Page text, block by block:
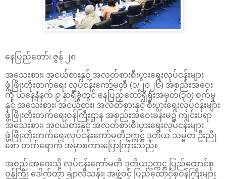
နေပြည်တော်၊ ဇွန် ၂၈
အသေးစား၊ အငယ်စားနှင့် အလတ်စားစီးပွားရေးလုပ်ငန်းများ
ဖွံ့ဖြိုးတိုးတက်ရေး လုပ်ငန်းကော်မတီ (၁/၂၀၂၆) အစည်းအဝေး
ကို ယနေ့နံနက် ၉ နာရီခွဲတွင် နေပြည်တော်ရှိရုံးအမှတ်(၃၀) စက်မှု
နှင့် အသေးစား၊ အငယ်စား၊ အလတ်စားနှင့် စီးပွားရေးလုပ်ငန်းများ
ဖွံ့ဖြိုးတိုးတက်ရေးဝန်ကြီးဌာန အစည်းအဝေးခန်းမ၌ ကျင်းပရာ
အသေးစား၊ အငယ်စားနှင့် အလတ်စားစီးပွားရေးလုပ်ငန်းများ
ဖွံ့ဖြိုးတိုးတက်ရေးလုပ်ငန်းကော်မတီဥက္ကဋ္ဌ ဒုတိယ သမ္မတ ဦးညို
စော တက်ရောက် အမှာစကားပြောကြားသည်။
အစည်းအဝေးသို့ လုပ်ငန်းကော်မတီ ဒုတိယဥက္ကဋ္ဌ ပြည်ထောင်စု
ဝန်ကြီး ဒေါက်တာ ချာလီသန်း၊ အဖွဲ့ဝင် ပြည်ထောင်စုဝန်ကြီးများ